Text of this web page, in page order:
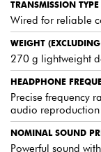
TRANSMISSION TYPE
Wired for reliable
WEIGHT
270 g lightweight
HEADPHONE
Precise frequency
audio reproduction
NOMINAL SOUND
Powerful sound